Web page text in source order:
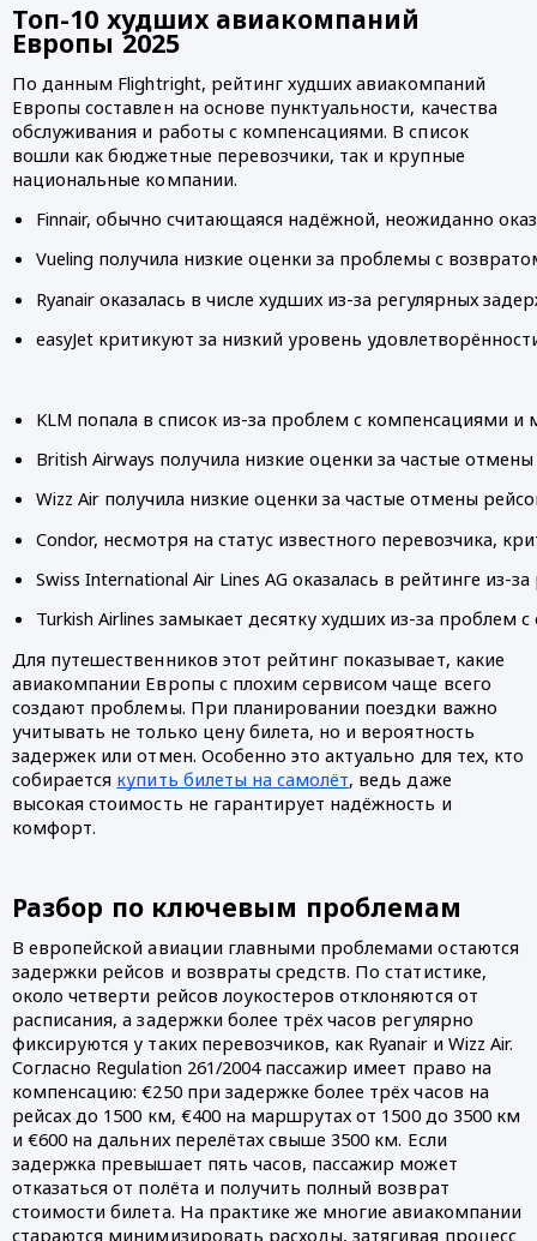
Топ-10 худших авиакомпаний
Европы 2025
По данным Flightright, рейтинг худших авиакомпаний
Европы составлен на основе пунктуальности, качества
обслуживания и работы с компенсациями. В список
вошли как бюджетные перевозчики, так и крупные
национальные компании.
Finnair, обычно считающаяся надёжной, неожиданно
Vueling получила низкие оценки за проблемы с
Ryanair оказалась в числе худших из-за регулярных
easyJet критикуют за низкий уровень
KLM попала в список из-за проблем с компенсациями
British Airways получила низкие оценки за частые
Wizz Air получила низкие оценки за частые отмены
Condor, несмотря на статус известного перевозчика,
Swiss International Air Lines AG оказалась в рейтинге
Turkish Airlines замыкает десятку худших из-за проблем
Для путешественников этот рейтинг показывает, какие
авиакомпании Европы с плохим сервисом чаще всего
создают проблемы. При планировании поездки важно
учитывать не только цену билета, но и вероятность
задержек или отмен. Особенно это актуально для тех, кто
собирается купить билеты на самолёт, ведь даже
высокая стоимость не гарантирует надёжность и
комфорт.
Разбор по ключевым проблемам
В европейской авиации главными проблемами остаются
задержки рейсов и возвраты средств. По статистике,
около четверти рейсов лоукостеров отклоняются от
расписания, а задержки более трёх часов регулярно
фиксируются у таких перевозчиков, как Ryanair и Wizz Air.
Согласно Regulation 261/2004 пассажир имеет право на
компенсацию: €250 при задержке более трёх часов на
рейсах до 1500 км, €400 на маршрутах от 1500 до 3500 км
и €600 на дальних перелётах свыше 3500 км. Если
задержка превышает пять часов, пассажир может
отказаться от полёта и получить полный возврат
стоимости билета. На практике же многие авиакомпании
стараются минимизировать расходы, затягивая процесс